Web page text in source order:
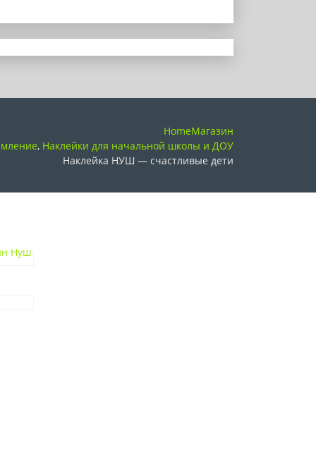
HomeМагазин
, Наклейки для начальной школы и ДОУ
Наклейка НУШ — счастливые дети